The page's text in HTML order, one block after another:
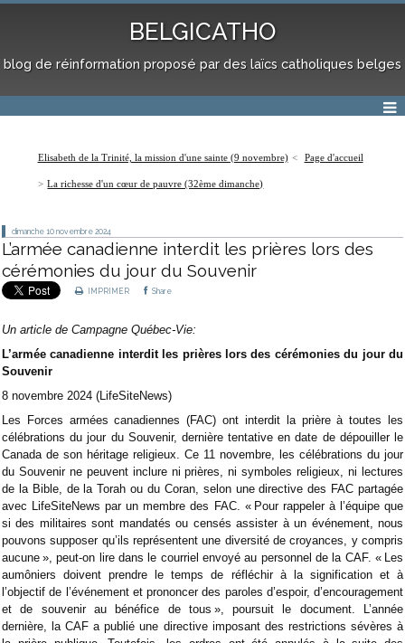
BELGICATHO
blog de réinformation proposé par des laïcs catholiques belges
Elisabeth de la Trinité, la mission d'une sainte (9 novembre) Page d'accueil
La richesse d'un cœur de pauvre (32ème dimanche)
dimanche 10 novembre 2024
L’armée canadienne interdit les prières lors des
cérémonies du jour du Souvenir
IMPRIMER Share
Un article de Campagne Québec-Vie:
L’armée canadienne interdit les prières lors des cérémonies du jour du
Souvenir
8 novembre 2024 (LifeSiteNews)
Les Forces armées canadiennes (FAC) ont interdit la prière à toutes les
célébrations du jour du Souvenir, dernière tentative en date de dépouiller le
Canada de son héritage religieux. Ce 11 novembre, les célébrations du jour
du Souvenir ne peuvent inclure ni prières, ni symboles religieux, ni lectures
de la Bible, de la Torah ou du Coran, selon une directive des FAC partagée
avec LifeSiteNews par un membre des FAC. « Pour rappeler à l’équipe que
si des militaires sont mandatés ou censés assister à un événement, nous
pouvons supposer qu’ils représentent une diversité de croyances, y compris
aucune », peut-on lire dans le courriel envoyé au personnel de la CAF. « Les
aumôniers doivent prendre le temps de réfléchir à la signification et à
l’objectif de l’événement et prononcer des paroles d’espoir, d’encouragement
et de souvenir au bénéfice de tous », poursuit le document. L’année
dernière, la CAF a publié une directive imposant des restrictions sévères à